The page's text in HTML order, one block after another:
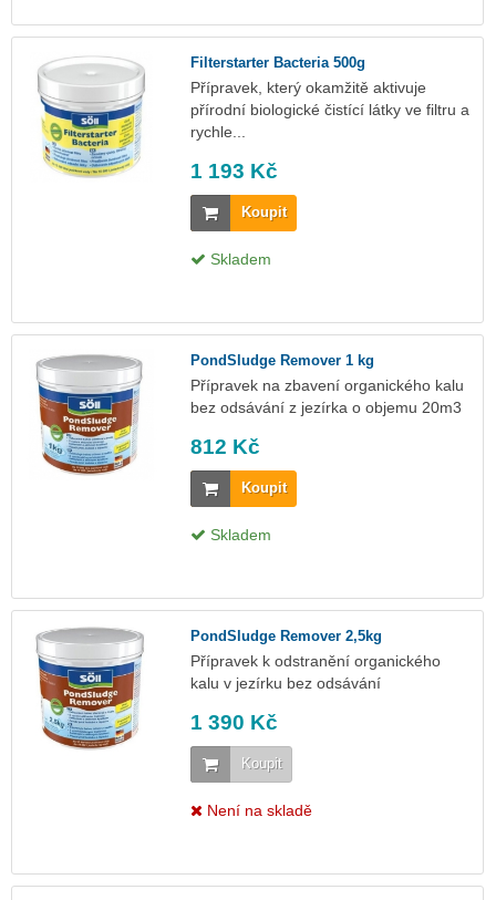
Filterstarter Bacteria 500g
Přípravek, který okamžitě aktivuje
přírodní biologické čistící látky ve filtru a
rychle...
1 193 Kč
Koupit
Skladem
PondSludge Remover 1 kg
Přípravek na zbavení organického kalu
bez odsávání z jezírka o objemu 20m3
812 Kč
Koupit
Skladem
PondSludge Remover 2,5kg
Přípravek k odstranění organického
kalu v jezírku bez odsávání
1 390 Kč
Koupit
Není na skladě